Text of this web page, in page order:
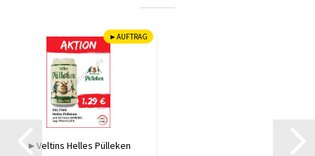
►AUFTRAG
►Veltins Helles Pülleken